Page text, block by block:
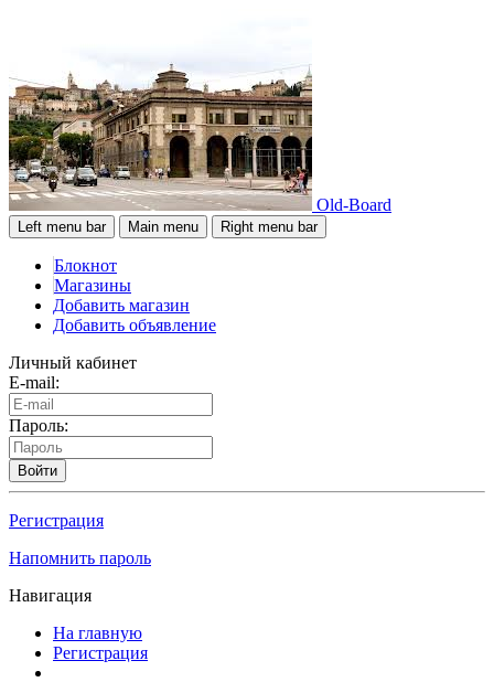
Old-Board
Left menu bar Main menu Right menu bar
Блокнот
Магазины
Добавить магазин
Добавить объявление
Личный кабинет
E-mail:
Пароль:
Войти
Регистрация
Напомнить пароль
Навигация
На главную
Регистрация